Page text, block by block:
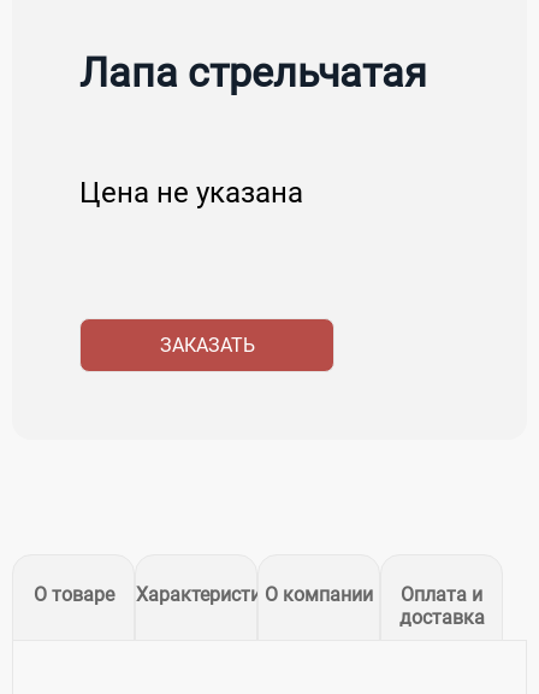
Лапа стрельчатая
Цена не указана
ЗАКАЗАТЬ
О товаре ХарактеристикиО компании
Оплата и
доставка